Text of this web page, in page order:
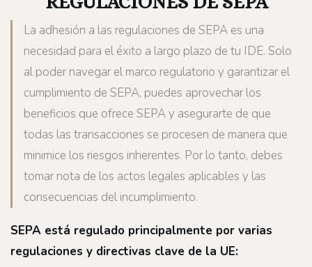
La adhesión a las regulaciones de SEPA es una
necesidad para el éxito a largo plazo de tu IDE. Solo
al poder navegar el marco regulatorio y garantizar el
cumplimiento de SEPA, puedes aprovechar los
beneficios que ofrece SEPA y asegurarte de que
todas las transacciones se procesen de manera que
minimice los riesgos inherentes. Por lo tanto, debes
tomar nota de los actos legales aplicables y las
consecuencias del incumplimiento.
SEPA está regulado principalmente por varias
regulaciones y directivas clave de la UE: